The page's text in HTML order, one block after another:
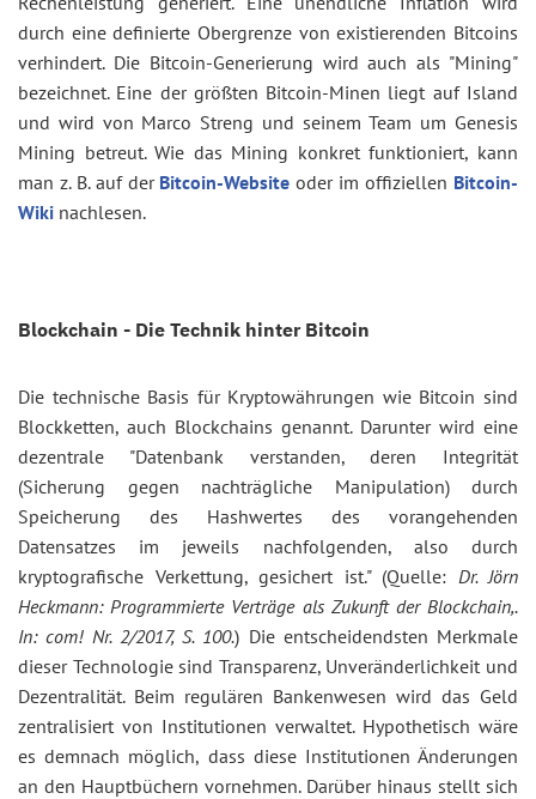
durch eine definierte Obergrenze von existierenden Bitcoins
verhindert. Die Bitcoin-Generierung wird auch als "Mining"
bezeichnet. Eine der größten Bitcoin-Minen liegt auf Island
und wird von Marco Streng und seinem Team um Genesis
Mining betreut. Wie das Mining konkret funktioniert, kann
man z. B. auf der Bitcoin-Website oder im offiziellen Bitcoin-
Wiki nachlesen.
Blockchain - Die Technik hinter Bitcoin
Die technische Basis für Kryptowährungen wie Bitcoin sind
Blockketten, auch Blockchains genannt. Darunter wird eine
dezentrale "Datenbank verstanden, deren Integrität
(Sicherung gegen nachträgliche Manipulation) durch
Speicherung des Hashwertes des vorangehenden
Datensatzes im jeweils nachfolgenden, also durch
kryptografische Verkettung, gesichert ist." (Quelle: Dr. Jörn
Heckmann: Programmierte Verträge als Zukunft der Blockchain,.
In: com! Nr. 2/2017, S. 100.) Die entscheidendsten Merkmale
dieser Technologie sind Transparenz, Unveränderlichkeit und
Dezentralität. Beim regulären Bankenwesen wird das Geld
zentralisiert von Institutionen verwaltet. Hypothetisch wäre
es demnach möglich, dass diese Institutionen Änderungen
an den Hauptbüchern vornehmen. Darüber hinaus stellt sich